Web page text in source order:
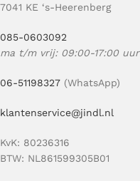
7041 KE ‘s-Heerenberg
085-0603092
ma t/m vrij: 09:00-17:00 uur
06-51198327 (WhatsApp)
klantenservice@jindl.nl
KvK: 80236316
BTW: NL861599305B01